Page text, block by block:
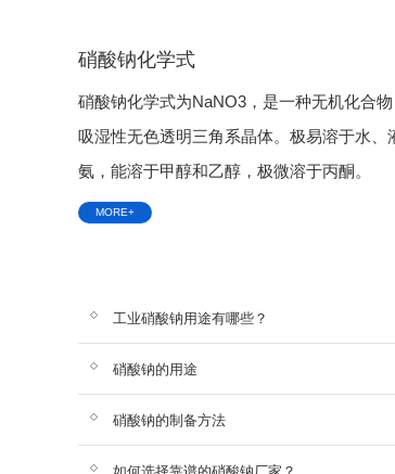
硝酸钠化学式
硝酸钠化学式为NaNO3，是一种无机化合
吸湿性无色透明三角系晶体。极易溶于水、
氨，能溶于甲醇和乙醇，极微溶于丙酮。
MORE+
工业硝酸钠用途有哪些？
硝酸钠的用途
硝酸钠的制备方法